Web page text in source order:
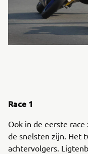
Race 1
Ook in de eerste
de snelsten zijn. Het
achtervolgers.